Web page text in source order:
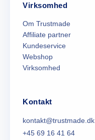
Virksomhed
Om Trustmade
Affiliate partner
Kundeservice
Webshop
Virksomhed
Kontakt
kontakt@trustmade.dk
+45 69 16 41 64